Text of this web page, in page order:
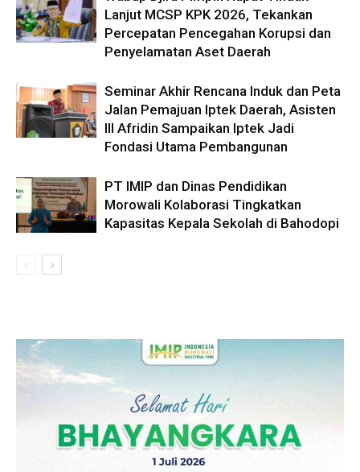
Lanjut MCSP KPK 2026, Tekankan
Percepatan Pencegahan Korupsi dan
Penyelamatan Aset Daerah
Seminar Akhir Rencana Induk dan Peta
Jalan Pemajuan Iptek Daerah, Asisten
III Afridin Sampaikan Iptek Jadi
Fondasi Utama Pembangunan
PT IMIP dan Dinas Pendidikan
Morowali Kolaborasi Tingkatkan
Kapasitas Kepala Sekolah di Bahodopi